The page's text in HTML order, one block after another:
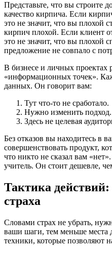
Представьте, что вы строите
качество кирпича. Если
это не значит, что вы плохой
кирпич плохой. Если клиент
это не значит, что вы плохой
предложение не совпало с
В бизнесе и личных проектах
«информационных точек».
данных. Он говорит вам:
Тут что-то не сработало.
Нужно изменить подход.
Здесь не целевая
Без отказов вы находитесь в
совершенствовать продукт,
что никто не сказал вам
учитель. Он стоит дешевле,
Тактика действий:
страха
Словами страх не убрать,
ваши шаги, тем меньше места
техники, которые позволяют